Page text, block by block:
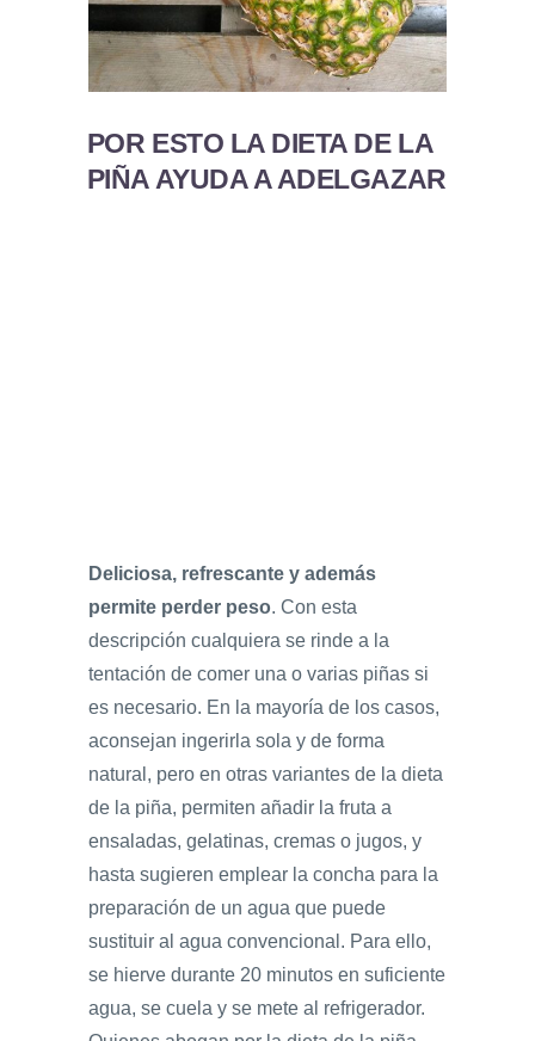
POR ESTO LA DIETA DE LA
PIÑA AYUDA A ADELGAZAR
Deliciosa, refrescante y además
permite perder peso. Con esta
descripción cualquiera se rinde a la
tentación de comer una o varias piñas si
es necesario. En la mayoría de los casos,
aconsejan ingerirla sola y de forma
natural, pero en otras variantes de la dieta
de la piña, permiten añadir la fruta a
ensaladas, gelatinas, cremas o jugos, y
hasta sugieren emplear la concha para la
preparación de un agua que puede
sustituir al agua convencional. Para ello,
se hierve durante 20 minutos en suficiente
agua, se cuela y se mete al refrigerador.